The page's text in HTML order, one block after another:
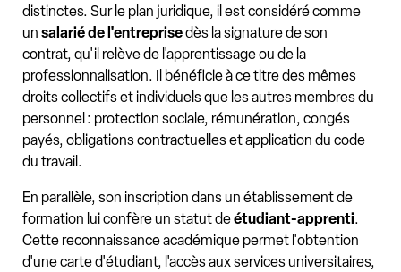
distinctes. Sur le plan juridique, il est considéré comme
un salarié de l'entreprisedès la signature de son
contrat, qu'il relève de l'apprentissage ou de la
professionnalisation. Il bénéficie à ce titre des mêmes
droits collectifs et individuels que les autres membres du
personnel : protection sociale, rémunération, congés
payés, obligations contractuelles et application du code
du travail.
En parallèle, son inscription dans un établissement de
formation lui confère un statut deétudiant-apprenti.
Cette reconnaissance académique permet l'obtention
d'une carte d'étudiant, l'accès aux services universitaires,